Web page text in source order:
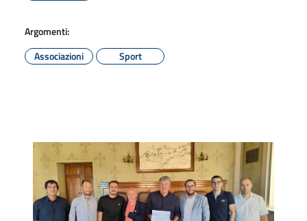
Argomenti:
Associazioni
Sport